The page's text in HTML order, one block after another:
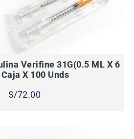
Verifine 31G(0.5 ML X 6
X 100 Unds
S/72.00